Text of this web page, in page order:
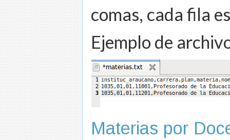
comas, cada fila
Ejemplo de
Materias por